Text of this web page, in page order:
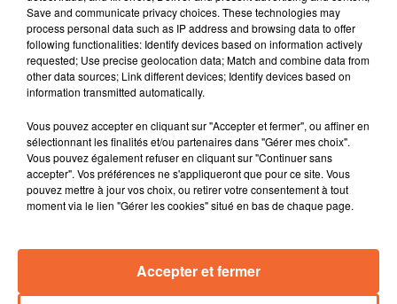
Ce Mercredi, la Cité de la Jeunesse et des Métiers de
Bressuire acceuillera un job dating uniquement
consacré à l'apprentissage et l'alternance ( photo ).
Les thouarsais invités à apporter leurs idées pour le
réaménagement des places Lavault-Flandres-
Dunkerque.
La 7ème rencontre des Aînés en Chanson ce mercredi
et jeudi à Bocapole.
Toute l'actualité sportive du week-end avec réactions.
Save and communicate privacy choices. These technologies may
process personal data such as IP address and browsing data to offer
following functionalities: Identify devices based on information actively
requested; Use precise geolocation data; Match and combine data from
other data sources; Link different devices; Identify devices based on
information transmitted automatically.
Vous pouvez accepter en cliquant sur "Accepter et fermer", ou affiner en
sélectionnant les finalités et/ou partenaires dans "Gérer mes choix".
Vous pouvez également refuser en cliquant sur "Continuer sans
accepter". Vos préférences ne s'appliqueront que pour ce site. Vous
pouvez mettre à jour vos choix, ou retirer votre consentement à tout
moment via le lien "Gérer les cookies" situé en bas de chaque page.
Accepter et fermer